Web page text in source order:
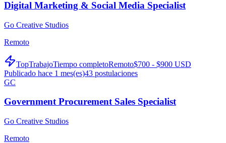
Digital Marketing & Social Media Specialist
Go Creative Studios
Remoto
TopTrabajoTiempo completoRemoto$700 - $900 USD
Publicado hace 1 mes(es)43 postulaciones
GC
Government Procurement Sales Specialist
Go Creative Studios
Remoto